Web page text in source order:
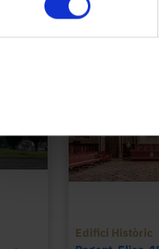
Edifici Històric